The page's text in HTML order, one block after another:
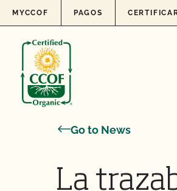
Skip to content
MYCCOF PAGOS
Go to News
La